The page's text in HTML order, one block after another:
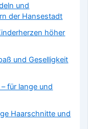
und
der Hansestadt
höher
und Geselligkeit
für lange und
Haarschnitte und